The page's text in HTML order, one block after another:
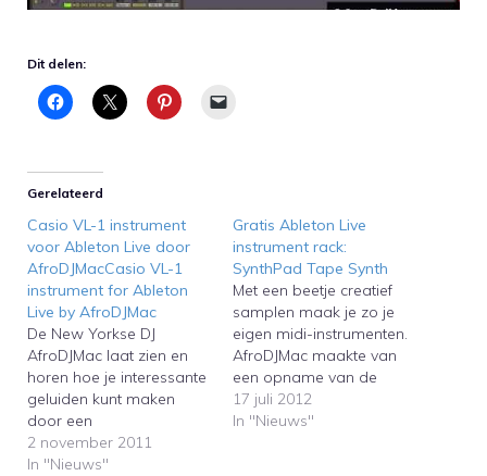
Dit delen:
Gerelateerd
Casio VL-1 instrument
voor Ableton Live door
AfroDJMacCasio VL-1
instrument for Ableton
Live by AfroDJMac
De New Yorkse DJ
AfroDJMac laat zien en
horen hoe je interessante
geluiden kunt maken
door een
kinderkeyboardje uit de
jaren tachtig te
2 november 2011
In "Nieuws"
Gratis Ableton Live
instrument rack:
SynthPad Tape Synth
Met een beetje creatief
samplen maak je zo je
eigen midi-instrumenten.
AfroDJMac maakte van
een opname van de
iPhone app SynthPad zijn
eigen instrument in
17 juli 2012
In "Nieuws"